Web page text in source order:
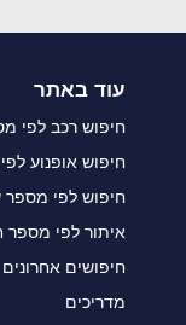
עוד באתר
חיפוש רכב לפי
חיפוש אופנוע
חיפוש לפי
איתור לפי מספר
חיפושים אחרונים
מדריכים